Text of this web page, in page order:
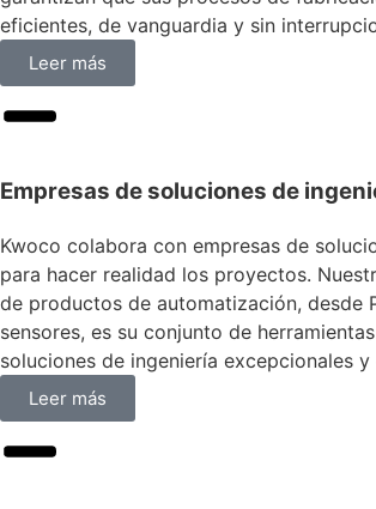
eficientes, de vanguardia y sin
Leer más
Empresas de soluciones de
Kwoco colabora con empresas de
para hacer realidad los proyectos.
de productos de automatización, desde
sensores, es su conjunto de
soluciones de ingeniería excepcionales
Leer más